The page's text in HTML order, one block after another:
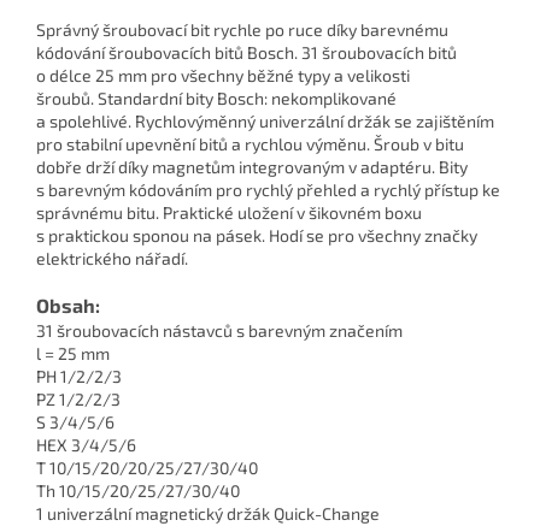
Správný šroubovací bit rychle po ruce díky barevnému
kódování šroubovacích bitů Bosch. 31 šroubovacích bitů
o délce 25 mm pro všechny běžné typy a velikosti
šroubů. Standardní bity Bosch: nekomplikované
a spolehlivé. Rychlovýměnný univerzální držák se zajištěním
pro stabilní upevnění bitů a rychlou výměnu. Šroub v bitu
dobře drží díky magnetům integrovaným v adaptéru. Bity
s barevným kódováním pro rychlý přehled a rychlý přístup ke
správnému bitu. Praktické uložení v šikovném boxu
s praktickou sponou na pásek. Hodí se pro všechny značky
elektrického nářadí.
Obsah:
31 šroubovacích nástavců s barevným značením
l = 25 mm
PH 1/2/2/3
PZ 1/2/2/3
S 3/4/5/6
HEX 3/4/5/6
T 10/15/20/20/25/27/30/40
Th 10/15/20/25/27/30/40
1 univerzální magnetický držák Quick-Change